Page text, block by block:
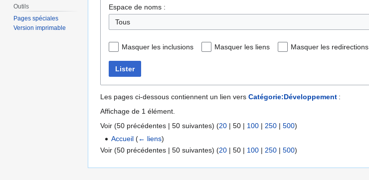
Espace de noms :
Tous
Masquer les inclusions Masquer les liens Masquer les redirections
Lister
Les pages ci-dessous contiennent un lien vers Catégorie:Développement :
Affichage de 1 élément.
Voir (50 précédentes | 50 suivantes) (20 | 50 | 100 | 250 | 500)
Accueil (← liens)
Voir (50 précédentes | 50 suivantes) (20 | 50 | 100 | 250 | 500)
Outils
Pages spéciales
Version imprimable